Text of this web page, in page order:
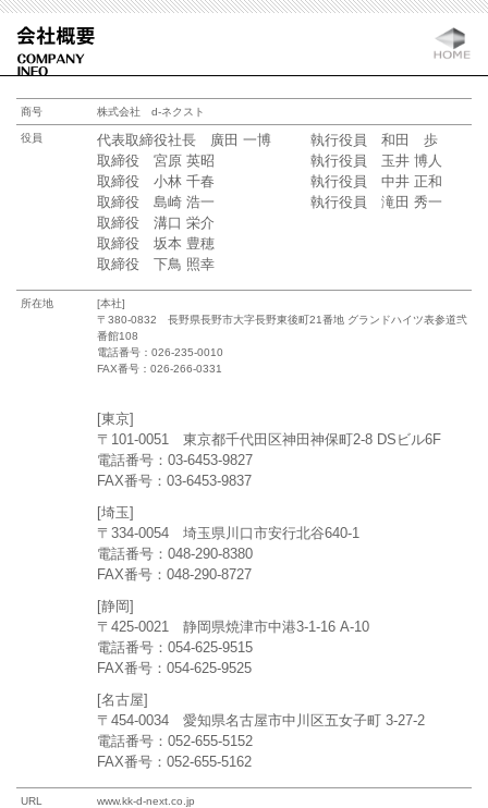
商号 株式会社 d-ネクスト
役員
代表取締役社長 廣田 一博
取締役 宮原 英昭
取締役 小林 千春
取締役 島崎 浩一
取締役 溝口 栄介
取締役 坂本 豊穂
取締役 下鳥 照幸
執行役員 和田 歩
執行役員 玉井 博人
執行役員 中井 正和
執行役員 滝田 秀一
所在地
[本社]
〒380-0832 長野県長野市大字長野東後町21番地 グランドハイツ表参道弐
番館108
電話番号：026-235-0010
FAX番号：026-266-0331
[東京]
〒101-0051 東京都千代田区神田神保町2-8 DSビル6F
電話番号：03-6453-9827
FAX番号：03-6453-9837
[埼玉]
〒334-0054 埼玉県川口市安行北谷640-1
電話番号：048-290-8380
FAX番号：048-290-8727
[静岡]
〒425-0021 静岡県焼津市中港3-1-16 A-10
電話番号：054-625-9515
FAX番号：054-625-9525
[名古屋]
〒454-0034 愛知県名古屋市中川区五女子町 3-27-2
電話番号：052-655-5152
FAX番号：052-655-5162
URL www.kk-d-next.co.jp